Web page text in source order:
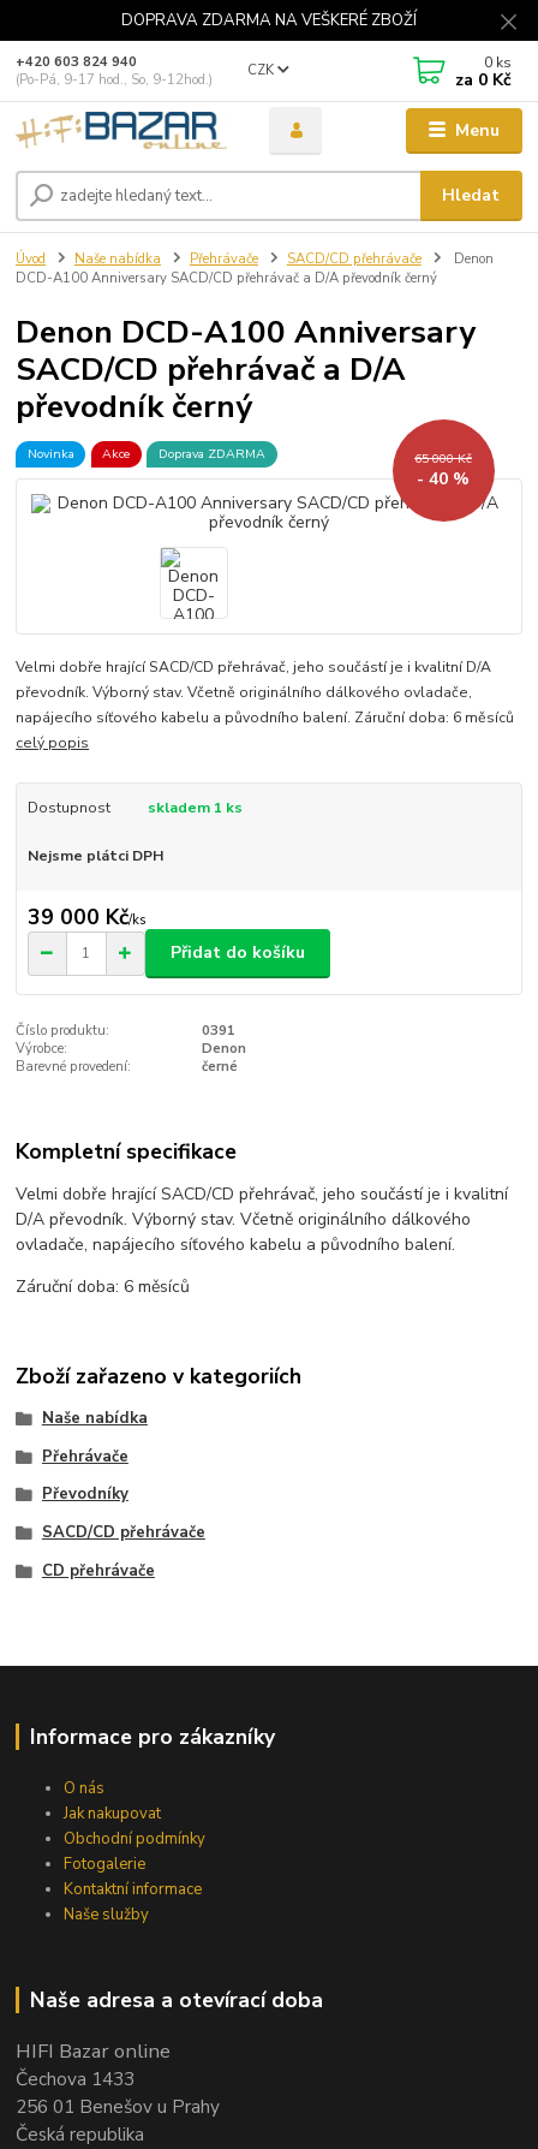
DOPRAVA ZDARMA NA VEŠKERÉ ZBOŽÍ
Menu
CZK
Hledat
+420 603 824 940
(Po-Pá, 9-17 hod., So, 9-12hod.)
0 ks
za 0 Kč
Úvod Naše nabídka Přehrávače SACD/CD přehrávače
Denon
DCD-A100 Anniversary SACD/CD přehrávač a D/A převodník černý
Denon DCD-A100 Anniversary
SACD/CD přehrávač a D/A
převodník černý
Novinka Akce Doprava ZDARMA 65 000 Kč
- 40 %
Velmi dobře hrající SACD/CD přehrávač, jeho součástí je i kvalitní D/A
převodník. Výborný stav. Včetně originálního dálkového ovladače,
napájecího síťového kabelu a původního balení. Záruční doba: 6 měsíců
celý popis
Dostupnost skladem 1 ks
Nejsme plátci DPH
39 000 Kč/ks
Přidat do košíku
Číslo produktu:
0391
Výrobce:
Denon
Barevné provedení:
černé
Kompletní specifikace
Velmi dobře hrající SACD/CD přehrávač, jeho součástí je i kvalitní
D/A převodník. Výborný stav. Včetně originálního dálkového
ovladače, napájecího síťového kabelu a původního balení.
Záruční doba: 6 měsíců
Zboží zařazeno v kategoriích
Naše nabídka
Přehrávače
Převodníky
SACD/CD přehrávače
CD přehrávače
Informace pro zákazníky
O nás
Jak nakupovat
Obchodní podmínky
Fotogalerie
Kontaktní informace
Naše služby
Naše adresa a otevírací doba
HIFI Bazar online
Čechova 1433
256 01 Benešov u Prahy
Česká republika